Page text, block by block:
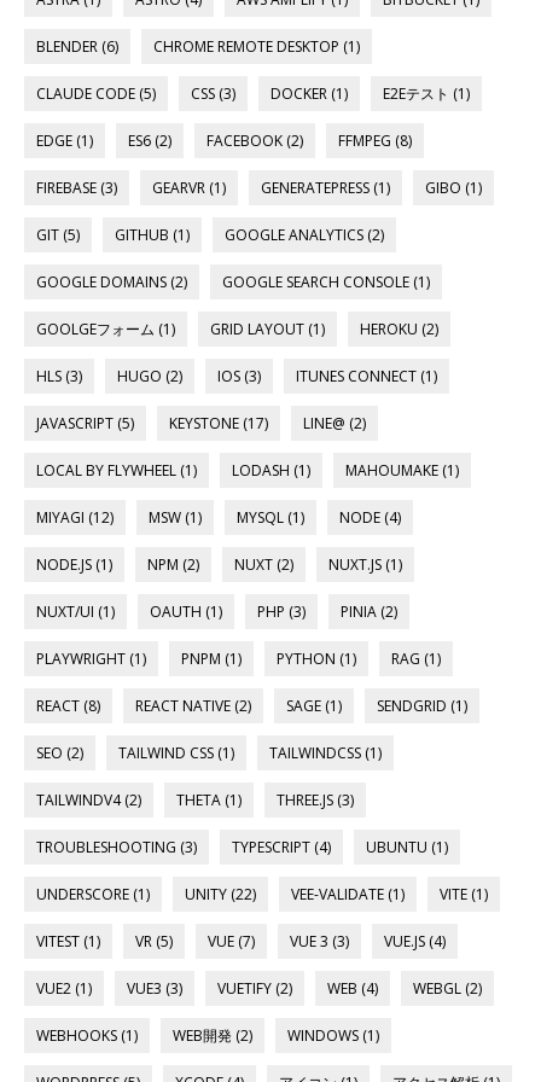
BLENDER (6) CHROME REMOTE DESKTOP (1)
CLAUDE CODE (5) CSS (3) DOCKER (1) E2Eテスト (1)
EDGE (1) ES6 (2) FACEBOOK (2) FFMPEG (8)
FIREBASE (3) GEARVR (1) GENERATEPRESS (1) GIBO (1)
GIT (5) GITHUB (1) GOOGLE ANALYTICS (2)
GOOGLE DOMAINS (2) GOOGLE SEARCH CONSOLE (1)
GOOLGEフォーム (1) GRID LAYOUT (1) HEROKU (2)
HLS (3) HUGO (2) IOS (3) ITUNES CONNECT (1)
JAVASCRIPT (5) KEYSTONE (17) LINE@ (2)
LOCAL BY FLYWHEEL (1) LODASH (1) MAHOUMAKE (1)
MIYAGI (12) MSW (1) MYSQL (1) NODE (4)
NODE.JS (1) NPM (2) NUXT (2) NUXT.JS (1)
NUXT/UI (1) OAUTH (1) PHP (3) PINIA (2)
PLAYWRIGHT (1) PNPM (1) PYTHON (1) RAG (1)
REACT (8) REACT NATIVE (2) SAGE (1) SENDGRID (1)
SEO (2) TAILWIND CSS (1) TAILWINDCSS (1)
TAILWINDV4 (2) THETA (1) THREE.JS (3)
TROUBLESHOOTING (3) TYPESCRIPT (4) UBUNTU (1)
UNDERSCORE (1) UNITY (22) VEE-VALIDATE (1) VITE (1)
VITEST (1) VR (5) VUE (7) VUE 3 (3) VUE.JS (4)
VUE2 (1) VUE3 (3) VUETIFY (2) WEB (4) WEBGL (2)
WEBHOOKS (1) WEB開発 (2) WINDOWS (1)